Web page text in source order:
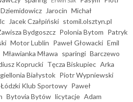
Jarocin Michał
Jacek Czałpiński stomil.olsztyn.pl
Bydgoszcz Polonia Bytom Patryk
Motor Lublin Paweł Głowacki Emil
Mławianka Mława sparingi Barczewo
Koprucki Tęcza Biskupiec Arka
Białystok Piotr Wypniewski
Łódzki Klub Sportowy Paweł
Bytovia Bytów licytacje Adam